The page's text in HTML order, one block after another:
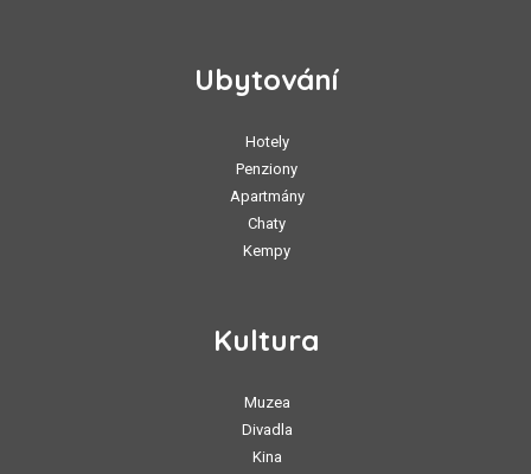
Ubytování
Hotely
Penziony
Apartmány
Chaty
Kempy
Kultura
Muzea
Divadla
Kina